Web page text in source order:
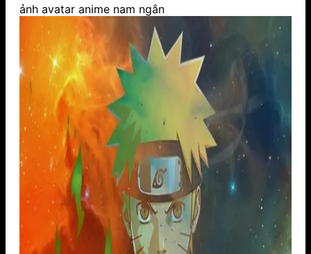
ảnh avatar anime nam ngắn